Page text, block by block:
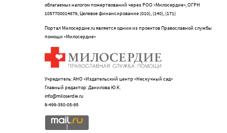
облагаемых налогом пожертвований через РОО «Милосердие», ОГРН
1057700014679, Целевое финансирование (010), (140), (171)
Портал Милосердие.ru является одним из проектов Православной службы
помощи «Милосердие»
Учредитель: АНО «Издательский центр «Нескучный сад»
Главный редактор: Данилова Ю.К.
info@miloserdie.ru
8-499-350-05-95